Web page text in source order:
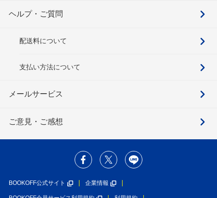
ヘルプ・ご質問
配送料について
支払い方法について
メールサービス
ご意見・ご感想
BOOKOFF公式サイト 企業情報